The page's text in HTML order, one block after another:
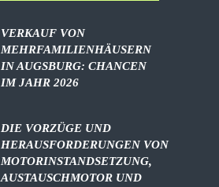
VERKAUF VON
MEHRFAMILIENHÄUSERN
IN AUGSBURG: CHANCEN
IM JAHR 2026
DIE VORZÜGE UND
HERAUSFORDERUNGEN VON
MOTORINSTANDSETZUNG,
AUSTAUSCHMOTOR UND